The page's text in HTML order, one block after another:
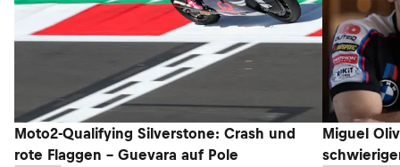
Moto2-Qualifying Silverstone: Crash und
rote Flaggen – Guevara auf Pole
Miguel